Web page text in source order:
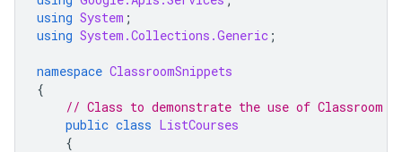
using System ;
using System.Collections.Generic ;
namespace ClassroomSnippets
{
// Class to demonstrate the use of Classroom
public class ListCourses
{